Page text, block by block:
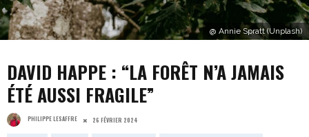
@ Annie Spratt (Unplash)
DAVID HAPPE : “LA FORÊT N’A JAMAIS
ÉTÉ AUSSI FRAGILE”
PHILIPPE LESAFFRE 26 FÉVRIER 2024